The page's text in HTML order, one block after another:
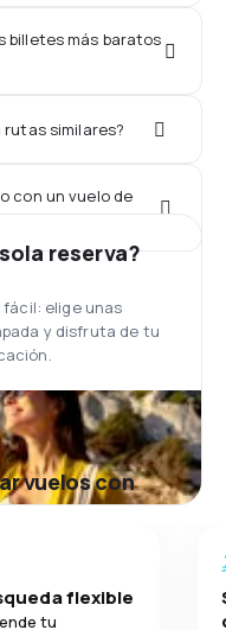
billetes más baratos
similares?
con un vuelo de
reserva?
fácil: elige unas
y disfruta de tu
vuelos con
flexible
tu